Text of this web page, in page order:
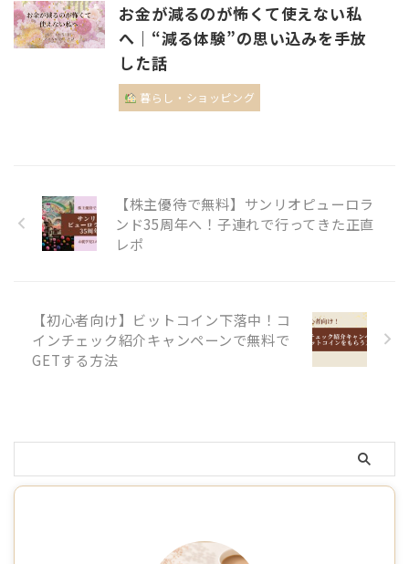
お金が減るのが怖くて使えない私
へ｜“減る体験”の思い込みを手放
した話
暮らし・ショッピング
【株主優待で無料】サンリオピューロラ
ンド35周年へ！子連れで行ってきた正直
レポ
【初心者向け】ビットコイン下落中！コ
インチェック紹介キャンペーンで無料で
GETする方法